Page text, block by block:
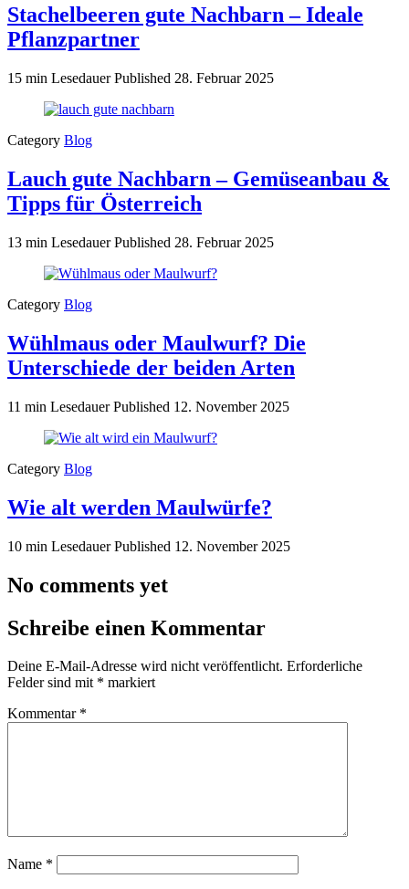
Stachelbeeren gute Nachbarn – Ideale
Pflanzpartner
15 min LesedauerPublished 28. Februar 2025
Category Blog
Lauch gute Nachbarn – Gemüseanbau &
Tipps für Österreich
13 min LesedauerPublished 28. Februar 2025
Category Blog
Wühlmaus oder Maulwurf? Die
Unterschiede der beiden Arten
11 min LesedauerPublished 12. November 2025
Category Blog
Wie alt werden Maulwürfe?
10 min LesedauerPublished 12. November 2025
No comments yet
Schreibe einen Kommentar
Deine E-Mail-Adresse wird nicht veröffentlicht. Erforderliche
Felder sind mit * markiert
Kommentar *
Name *